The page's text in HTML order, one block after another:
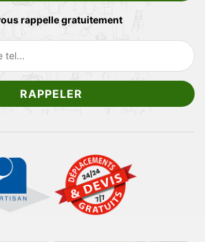
rappelle gratuitement